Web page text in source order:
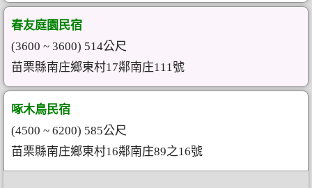
春友庭園民宿
(3600 ~ 3600) 514公尺
苗栗縣南庄鄉東村17鄰南庄111號
啄木鳥民宿
(4500 ~ 6200) 585公尺
苗栗縣南庄鄉東村16鄰南庄89之16號